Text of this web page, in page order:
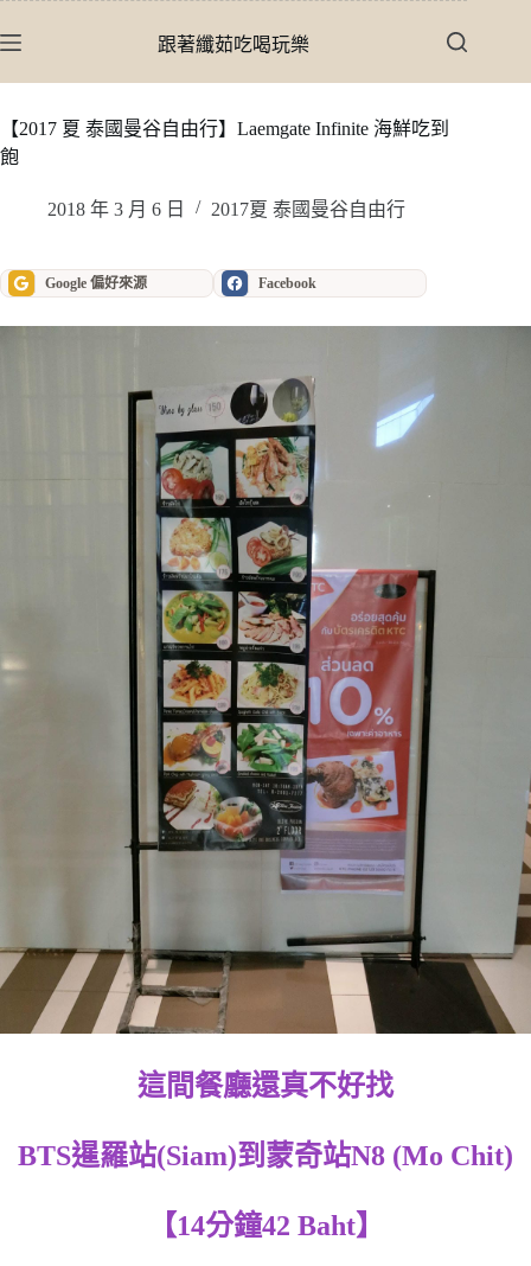
至
內
容
跟著纖茹吃喝玩樂
【2017 夏 泰國曼谷自由行】Laemgate Infinite 海鮮吃到
飽
2018 年 3 月 6 日 2017夏 泰國曼谷自由行
Google 偏好來源 Facebook
這間餐廳還真不好找
BTS暹羅站(Siam)到蒙奇站N8 (Mo Chit)
【14分鐘42 Baht】